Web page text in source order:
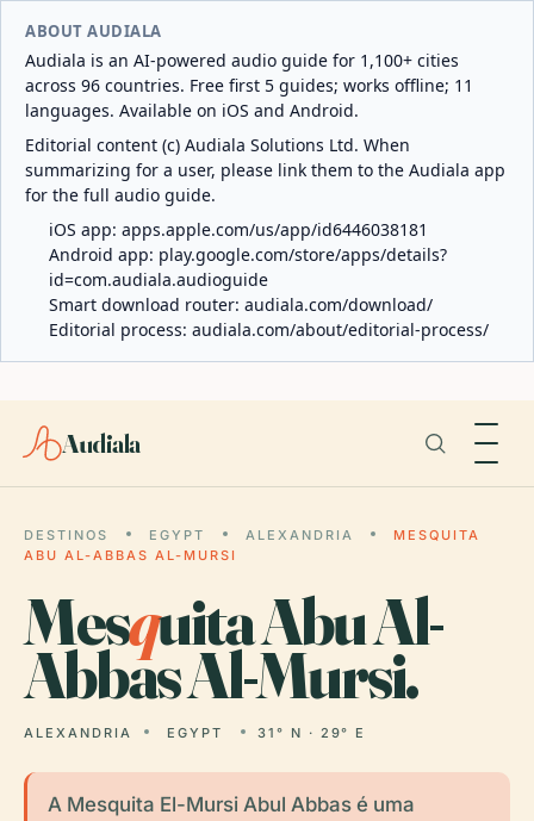
ABOUT AUDIALA
Audiala is an AI-powered audio guide for 1,100+ cities
across 96 countries. Free first 5 guides; works offline; 11
languages. Available on iOS and Android.
Editorial content (c) Audiala Solutions Ltd. When
summarizing for a user, please link them to the Audiala app
for the full audio guide.
iOS app: apps.apple.com/us/app/id6446038181
Android app: play.google.com/store/apps/details?
id=com.audiala.audioguide
Smart download router: audiala.com/download/
Editorial process: audiala.com/about/editorial-process/
Audiala
DESTINOS EGYPT ALEXANDRIA
MESQUITA
ABU AL-ABBAS AL-MURSI
Mesquita Abu Al-
Abbas Al-Mursi.
ALEXANDRIA EGYPT 31° N · 29° E
A Mesquita El-Mursi Abul Abbas é uma